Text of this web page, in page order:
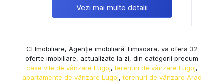
Vezi mai multe detalii
CEImobiliare, Agenție imobiliară Timisoara, va ofera 32
oferte imobiliare, actualizate la zi, din categorii precum
case vile de vânzare Lugoj,terenuri de vânzare Lugoj,
apartamente de vânzare Lugoj,terenuri de vânzare Arad